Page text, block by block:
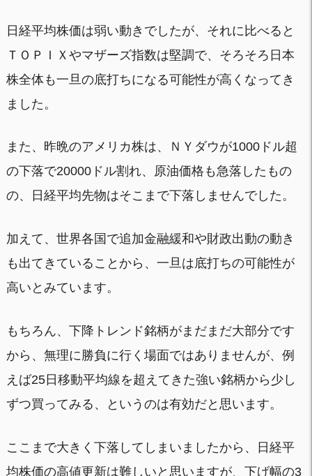
日経平均株価は弱い動きでしたが、それに比べると
ＴＯＰＩＸやマザーズ指数は堅調で、そろそろ日本
株全体も一旦の底打ちになる可能性が高くなってき
ました。
また、昨晩のアメリカ株は、ＮＹダウが1000ドル超
の下落で20000ドル割れ、原油価格も急落したもの
の、日経平均先物はそこまで下落しませんでした。
加えて、世界各国で追加金融緩和や財政出動の動き
も出てきていることから、一旦は底打ちの可能性が
高いとみています。
もちろん、下降トレンド銘柄がまだまだ大部分です
から、無理に勝負に行く場面ではありませんが、例
えば25日移動平均線を超えてきた強い銘柄から少し
ずつ買ってみる、というのは有効だと思います。
ここまで大きく下落してしまいましたから、日経平
均株価の高値更新は難しいと思いますが、下げ幅の3